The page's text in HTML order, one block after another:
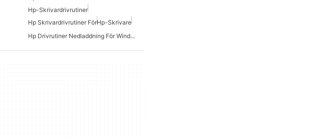
Hp-Skrivardrivrutiner
Hp Skrivardrivrutiner FörHp-Skrivare
Hp Drivrutiner Nedladdning För Windows